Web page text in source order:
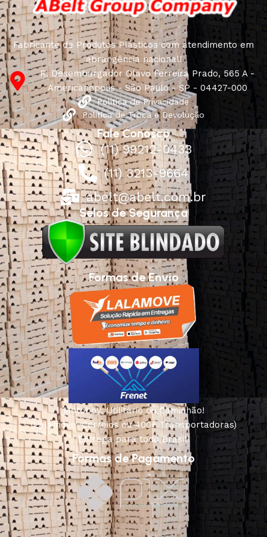
Fabricante de Produtos Plásticos com atendimento em
abrangência nacional!
R. Desembargador Olavo Ferreira Prado, 565 A -
Americanópolis - São Paulo - SP - 04427-000
Política de Privacidade
Política de Troca e Devolução
Fale Conosco
(11) 99212-0433
(11) 3213-9664
abelt@abelt.com.br
Selos de Segurança
Formas de Envio
Motoboy, Utilitário ou Caminhão!
(Lalamove, Correios ou 400+ Transportadoras)
Entrega para todo Brasil!
Formas de Pagamento